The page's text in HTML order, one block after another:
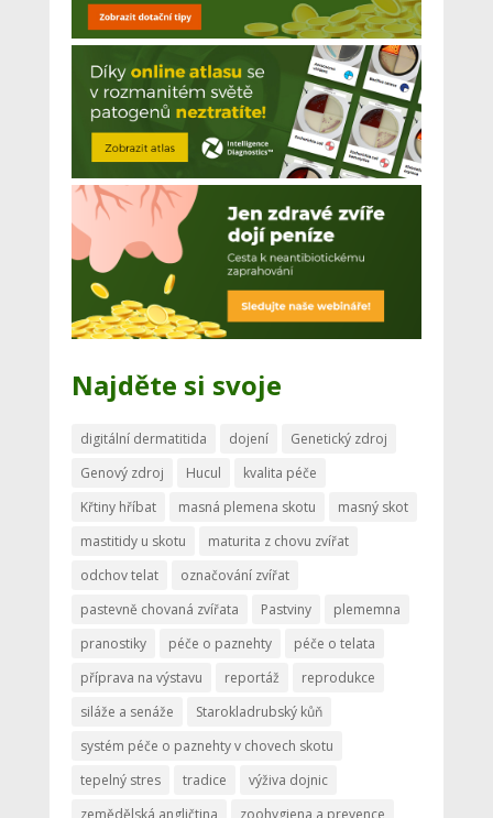
Najděte si svoje
digitální dermatitida dojení
Genetický zdroj
Genový zdroj
Hucul
kvalita péče
Křtiny hříbat
masná plemena skotu
masný skot
mastitidy u skotu
maturita z chovu zvířat
odchov telat
označování zvířat
pastevně chovaná zvířata
Pastviny
plememna
pranostiky
péče o paznehty
péče o telata
příprava na výstavu
reportáž
reprodukce
siláže a senáže
Starokladrubský kůň
systém péče o paznehty v chovech skotu
tepelný stres
tradice
výživa dojnic
zemědělská angličtina
zoohygiena a prevence